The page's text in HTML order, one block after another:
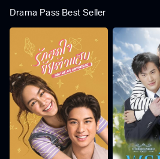
Drama Pass Best Seller